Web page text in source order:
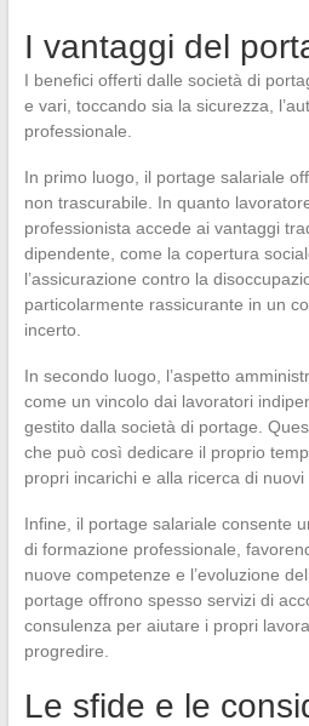
I vantaggi del
I benefici offerti dalle società di
e vari, toccando sia la sicurezza,
professionale.
In primo luogo, il portage salariale
non trascurabile. In quanto
professionista accede ai vantaggi
dipendente, come la copertura
l’assicurazione contro la
particolarmente rassicurante in un
incerto.
In secondo luogo, l’aspetto
come un vincolo dai lavoratori
gestito dalla società di portage.
che può così dedicare il proprio
propri incarichi e alla ricerca di nuovi
Infine, il portage salariale consente
di formazione professionale,
nuove competenze e l’evoluzione
portage offrono spesso servizi di
consulenza per aiutare i propri
progredire.
Le sfide e le